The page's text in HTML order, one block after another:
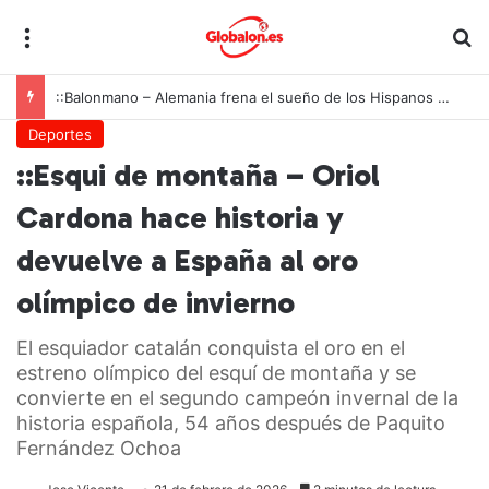
::Balonmano – Alemania frena el sueño de los Hispanos Juveniles, que lucharán ahora por el bronce europeo
Deportes
::Esqui de montaña – Oriol
Cardona hace historia y
devuelve a España al oro
olímpico de invierno
El esquiador catalán conquista el oro en el
estreno olímpico del esquí de montaña y se
convierte en el segundo campeón invernal de la
historia española, 54 años después de Paquito
Fernández Ochoa